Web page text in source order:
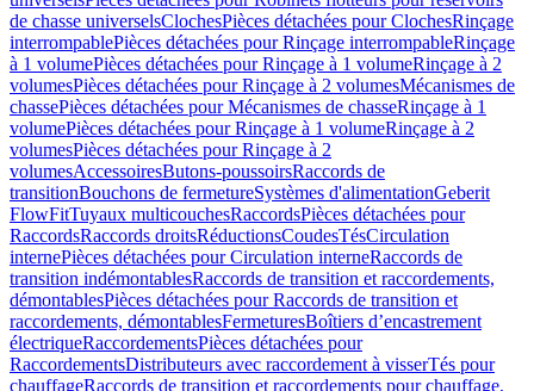
de chasse universelsClochesPièces détachées pour ClochesRinçage
interrompablePièces détachées pour Rinçage interrompableRinçage
à 1 volumePièces détachées pour Rinçage à 1 volumeRinçage à 2
volumesPièces détachées pour Rinçage à 2 volumesMécanismes de
chassePièces détachées pour Mécanismes de chasseRinçage à 1
volumePièces détachées pour Rinçage à 1 volumeRinçage à 2
volumesPièces détachées pour Rinçage à 2
volumesAccessoiresButons-poussoirsRaccords de
transitionBouchons de fermetureSystèmes d'alimentationGeberit
FlowFitTuyaux multicouchesRaccordsPièces détachées pour
RaccordsRaccords droitsRéductionsCoudesTésCirculation
internePièces détachées pour Circulation interneRaccords de
transition indémontablesRaccords de transition et raccordements,
démontablesPièces détachées pour Raccords de transition et
raccordements, démontablesFermeturesBoîtiers d’encastrement
électriqueRaccordementsPièces détachées pour
RaccordementsDistributeurs avec raccordement à visserTés pour
chauffageRaccords de transition et raccordements pour chauffage,